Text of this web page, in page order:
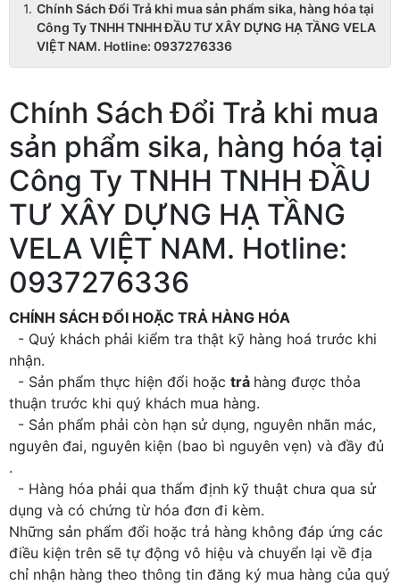
Chính Sách Đổi Trả khi mua sản phẩm sika, hàng hóa tại
Công Ty TNHH TNHH ĐẦU TƯ XÂY DỰNG HẠ TẦNG VELA
VIỆT NAM. Hotline: 0937276336
Chính Sách Đổi Trả khi mua
sản phẩm sika, hàng hóa tại
Công Ty TNHH TNHH ĐẦU
TƯ XÂY DỰNG HẠ TẦNG
VELA VIỆT NAM. Hotline:
0937276336
CHÍNH SÁCH ĐỔI HOẶC TRẢ HÀNG HÓA
- Quý khách phải kiểm tra thật kỹ hàng hoá trước khi
nhận.
- Sản phẩm thực hiện đổi hoặc trả hàng được thỏa
thuận trước khi quý khách mua hàng.
- Sản phẩm phải còn hạn sử dụng, nguyên nhãn mác,
nguyên đai, nguyên kiện (bao bì nguyên vẹn) và đầy đủ
.
- Hàng hóa phải qua thẩm định kỹ thuật chưa qua sử
dụng và có chứng từ hóa đơn đi kèm.
Những sản phẩm đổi hoặc trả hàng không đáp ứng các
điều kiện trên sẽ tự động vô hiệu và chuyển lại về địa
chỉ nhận hàng theo thông tin đăng ký mua hàng của quý